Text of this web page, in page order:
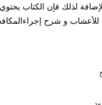
لذلك فإن الكتاب
و شرح